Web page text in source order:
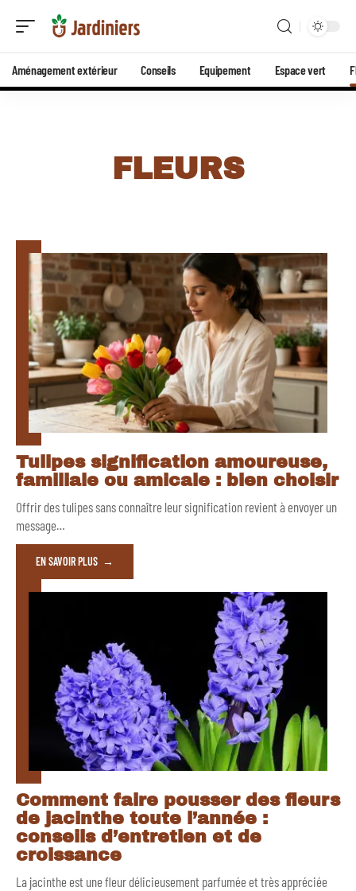
Aménagement extérieur Conseils Equipement Espace vert
FLEURS
Tulipes signification amoureuse,
familiale ou amicale : bien choisir
Offrir des tulipes sans connaître leur signification revient à envoyer un
message…
EN SAVOIR PLUS
Comment faire pousser des fleurs
de jacinthe toute l’année :
conseils d’entretien et de
croissance
La jacinthe est une fleur délicieusement parfumée et très appréciée